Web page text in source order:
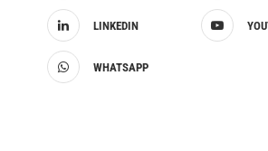
LINKEDIN
WHATSAPP